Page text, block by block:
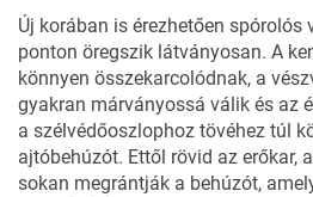
Új korában is érezhetően spórolós
ponton öregszik látványosan. A
könnyen összekarcolódnak, a
gyakran márványossá válik és az
a szélvédőoszlophoz tövéhez túl
ajtóbehúzót. Ettől rövid az erőkar,
sokan megrántják a behúzót,